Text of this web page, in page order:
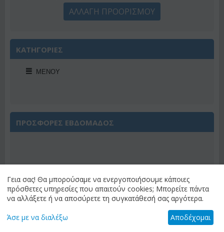
ΑΛΛΑΓΗ ΠΡΟΟΡΙΣΜΟΥ
ΚΑΤΗΓΟΡΙΕΣ
ΜΕΝΟΎ
ΠΡΟΣΦΟΡΕΣ ΕΒΔΟΜΑΔΟΣ
Έκπτωση 22%
Γεια σας! Θα μπορούσαμε να ενεργοποιήσουμε κάποιες
πρόσθετες υπηρεσίες που απαιτούν cookies; Μπορείτε πάντα
να αλλάξετε ή να αποσύρετε τη συγκατάθεσή σας αργότερα.
Άσε με να διαλέξω Αποδέχομαι